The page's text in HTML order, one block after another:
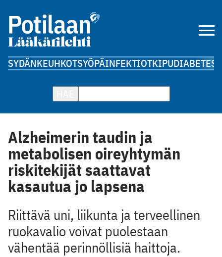
SYDÄNKEUHKOTSYÖPÄINFEKTIOTKIPUDIABETES
Alzheimerin taudin ja
metabolisen oireyhtymän
riskitekijät saattavat
kasautua jo lapsena
Riittävä uni, liikunta ja terveellinen
ruokavalio voivat puolestaan
vähentää perinnöllisiä haittoja.